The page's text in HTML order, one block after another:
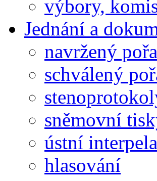
výbory,
Jednání a
navržený
schválený
sněmovní
ústní
hlasování